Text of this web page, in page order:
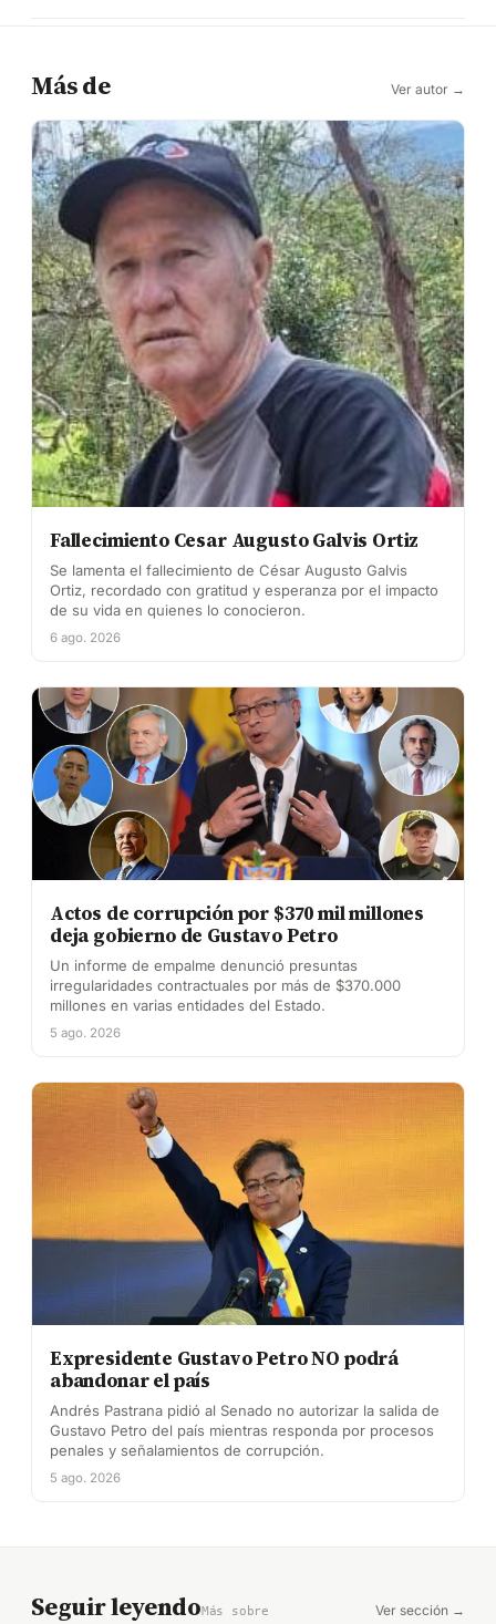
Más de Ver autor →
Fallecimiento Cesar Augusto Galvis Ortiz
Se lamenta el fallecimiento de César Augusto Galvis
Ortiz, recordado con gratitud y esperanza por el impacto
de su vida en quienes lo conocieron.
6 ago. 2026
Actos de corrupción por $370 mil millones
deja gobierno de Gustavo Petro
Un informe de empalme denunció presuntas
irregularidades contractuales por más de $370.000
millones en varias entidades del Estado.
5 ago. 2026
Expresidente Gustavo Petro NO podrá
abandonar el país
Andrés Pastrana pidió al Senado no autorizar la salida de
Gustavo Petro del país mientras responda por procesos
penales y señalamientos de corrupción.
5 ago. 2026
Seguir leyendoMás sobre Ver sección →